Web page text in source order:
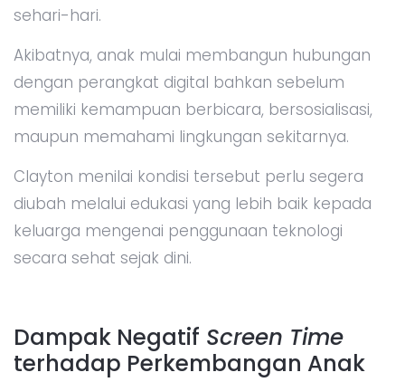
sehari-hari.
Akibatnya, anak mulai membangun hubungan
dengan perangkat digital bahkan sebelum
memiliki kemampuan berbicara, bersosialisasi,
maupun memahami lingkungan sekitarnya.
Clayton menilai kondisi tersebut perlu segera
diubah melalui edukasi yang lebih baik kepada
keluarga mengenai penggunaan teknologi
secara sehat sejak dini.
Dampak Negatif Screen Time
terhadap Perkembangan Anak